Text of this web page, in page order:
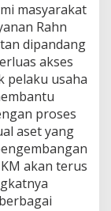
masyarakat
Rahn
dipandang
akses
pelaku usaha
proses
aset yang
akan terus